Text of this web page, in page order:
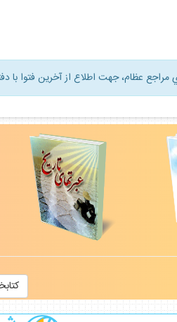
مراجع عظام، جهت اطلاع از آخرين فتوا با